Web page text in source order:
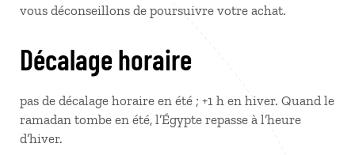
vous déconseillons de poursuivre votre achat.
Décalage horaire
pas de décalage horaire en été ; +1 h en hiver. Quand le
ramadan tombe en été, l’Égypte repasse à l’heure
d’hiver.